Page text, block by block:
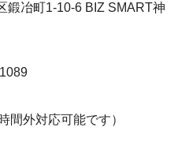
鍛冶町1-10-6 BIZ SMART神
間外対応可能です）